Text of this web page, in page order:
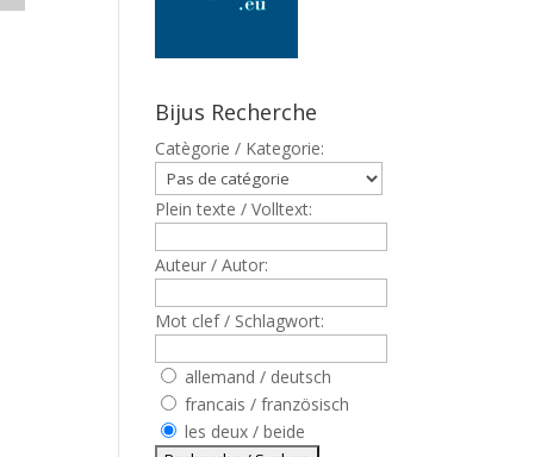
Bijus Recherche
Catègorie / Kategorie:
Plein texte / Volltext:
Auteur / Autor:
Mot clef / Schlagwort:
allemand / deutsch
francais / französisch
les deux / beide